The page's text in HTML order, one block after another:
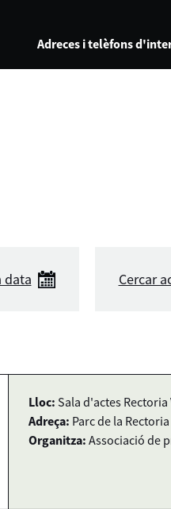
Adreces i telèfons
data Cercar
Lloc: Sala d'actes Rectoria
Adreça: Parc de la
Organitza: Associació de